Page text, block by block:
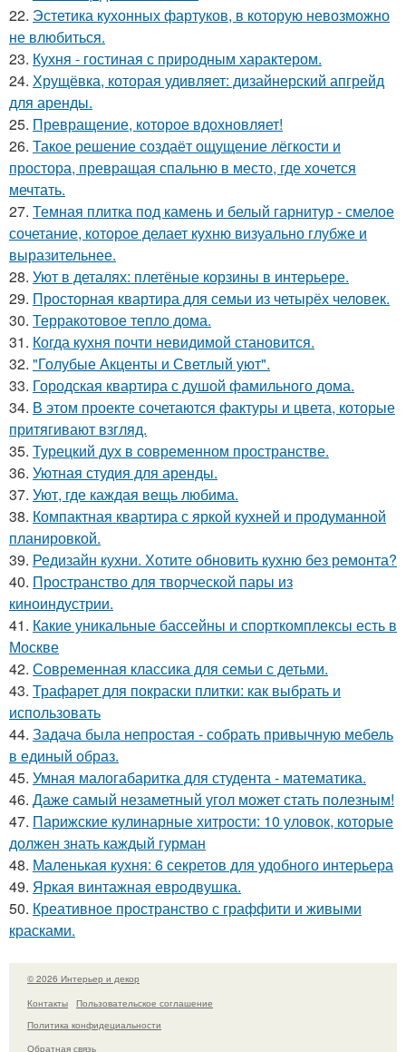
22. Эстетика кухонных фартуков, в которую невозможно
не влюбиться.
23. Кухня - гостиная с природным характером.
24. Хрущёвка, которая удивляет: дизайнерский апгрейд
для аренды.
25. Превращение, которое вдохновляет!
26. Такое решение создаёт ощущение лёгкости и
простора, превращая спальню в место, где хочется
мечтать.
27. Темная плитка под камень и белый гарнитур - смелое
сочетание, которое делает кухню визуально глубже и
выразительнее.
28. Уют в деталях: плетёные корзины в интерьере.
29. Просторная квартира для семьи из четырёх человек.
30. Терракотовое тепло дома.
31. Когда кухня почти невидимой становится.
32. "Голубые Акценты и Светлый уют".
33. Городская квартира с душой фамильного дома.
34. В этом проекте сочетаются фактуры и цвета, которые
притягивают взгляд.
35. Турецкий дух в современном пространстве.
36. Уютная студия для аренды.
37. Уют, где каждая вещь любима.
38. Компактная квартира с яркой кухней и продуманной
планировкой.
39. Редизайн кухни. Хотите обновить кухню без ремонта?
40. Пространство для творческой пары из
киноиндустрии.
41. Какие уникальные бассейны и спорткомплексы есть в
Москве
42. Современная классика для семьи с детьми.
43. Трафарет для покраски плитки: как выбрать и
использовать
44. Задача была непростая - собрать привычную мебель
в единый образ.
45. Умная малогабаритка для студента - математика.
46. Даже самый незаметный угол может стать полезным!
47. Парижские кулинарные хитрости: 10 уловок, которые
должен знать каждый гурман
48. Маленькая кухня: 6 секретов для удобного интерьера
49. Яркая винтажная евродвушка.
50. Креативное пространство с граффити и живыми
красками.
© 2026 Интерьер и декор
Контакты
Пользовательское соглашение
Политика конфидециальности
Обратная связь